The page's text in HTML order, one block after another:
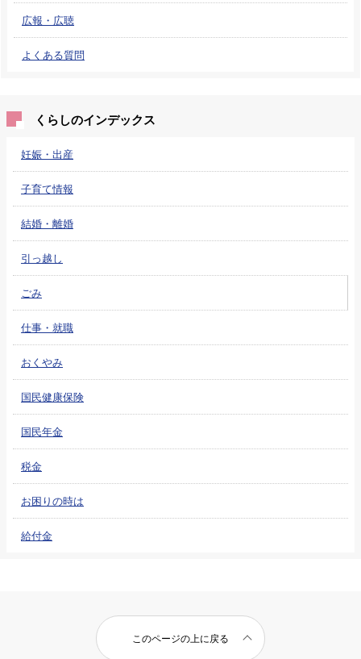
広報・広聴
よくある質問
くらしのインデックス
妊娠・出産
子育て情報
結婚・離婚
引っ越し
ごみ
仕事・就職
おくやみ
国民健康保険
国民年金
税金
お困りの時は
給付金
このページの上に戻る